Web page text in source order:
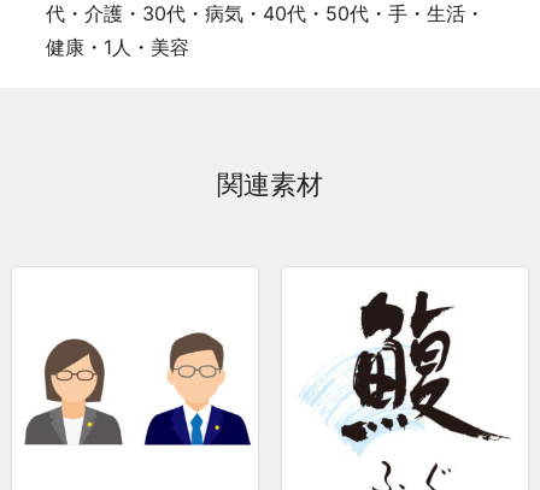
代・ 介護・ 30代・ 病気・ 40代・ 50代・ 手・ 生活・
健康・ 1人 ・ 美容
関連素材